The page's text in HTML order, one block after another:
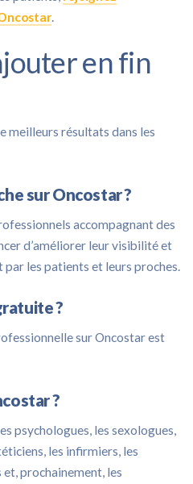
.
en fin
meilleurs résultats dans les
sur Oncostar ?
accompagnant des
d’améliorer leur visibilité et
par les patients et leurs proches.
?
sur Oncostar est
?
psychologues, les sexologues,
les infirmiers, les
prochainement, les